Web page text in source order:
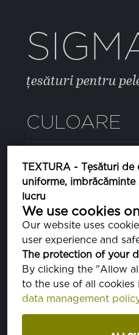
TEXTURA - Țesături de
uniforme,
lucru
We use cookies
Our website uses
user experience and
The protection of your
By clicking the "Allow
to the use of all
data management
țesături pentru
CULOARE
021 BISCOTTI
PA131009
44 JADE LIME
PA140232
BRIGHT LIME
PA140244
051 TOMATO
PA181660